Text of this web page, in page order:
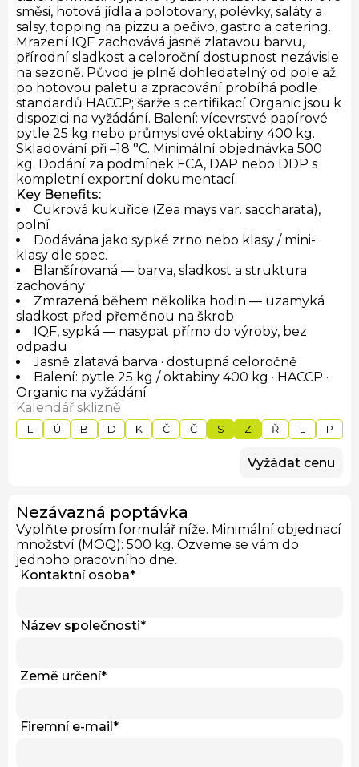
směsi, hotová jídla a polotovary, polévky, saláty a
salsy, topping na pizzu a pečivo, gastro a catering.
Mrazení IQF zachovává jasně zlatavou barvu,
přírodní sladkost a celoroční dostupnost nezávisle
na sezoně. Původ je plně dohledatelný od pole až
po hotovou paletu a zpracování probíhá podle
standardů HACCP; šarže s certifikací Organic jsou k
dispozici na vyžádání. Balení: vícevrstvé papírové
pytle 25 kg nebo průmyslové oktabiny 400 kg.
Skladování při –18 °C. Minimální objednávka 500
kg. Dodání za podmínek FCA, DAP nebo DDP s
kompletní exportní dokumentací.
Key Benefits:
Cukrová kukuřice (Zea mays var. saccharata),
polní
Dodávána jako sypké zrno nebo klasy / mini-
klasy dle spec.
Blanšírovaná — barva, sladkost a struktura
zachovány
Zmrazená během několika hodin — uzamyká
sladkost před přeměnou na škrob
IQF, sypká — nasypat přímo do výroby, bez
odpadu
Jasně zlatavá barva · dostupná celoročně
Balení: pytle 25 kg / oktabiny 400 kg · HACCP ·
Organic na vyžádání
Kalendář sklizně
L Ú B D K Č Č S Z Ř L P
Vyžádat cenu
Nezávazná poptávka
Vyplňte prosím formulář níže. Minimální objednací
množství (MOQ): 500 kg. Ozveme se vám do
jednoho pracovního dne.
Kontaktní osoba*
Název společnosti*
Země určení*
Firemní e-mail*